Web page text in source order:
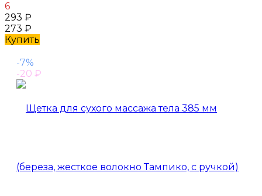
6
293 ₽
273 ₽
Купить
-7%
-20 ₽